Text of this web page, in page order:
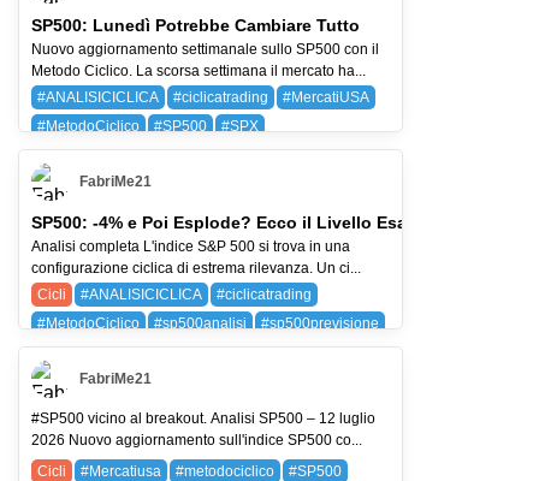
SP500: Lunedì Potrebbe Cambiare Tutto
Nuovo aggiornamento settimanale sullo SP500 con il
Metodo Ciclico. La scorsa settimana il mercato ha...
#ANALISICICLICA
#ciclicatrading
#MercatiUSA
#MetodoCiclico
#SP500
#SPX
BAYG (BAYER AG)
SPX (SP 500)
FabriMe21
SP500: -4% e Poi Esplode? Ecco il Livello Esatto
Analisi completa L'indice S&P 500 si trova in una
configurazione ciclica di estrema rilevanza. Un ci...
Cicli
#ANALISICICLICA
#ciclicatrading
#MetodoCiclico
#sp500analisi
#sp500previsione
SPX (SP 500)
FabriMe21
#SP500 vicino al breakout. Analisi SP500 – 12 luglio
2026 Nuovo aggiornamento sull'indice SP500 co...
Cicli
#Mercatiusa #metodociclico
#SP500